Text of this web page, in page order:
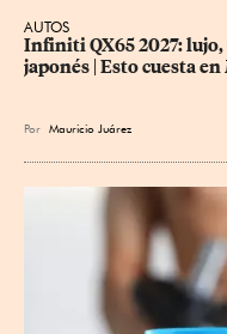
AUTOS
Infiniti QX65 2027:
japonés | Esto cuesta
Por Mauricio Juárez